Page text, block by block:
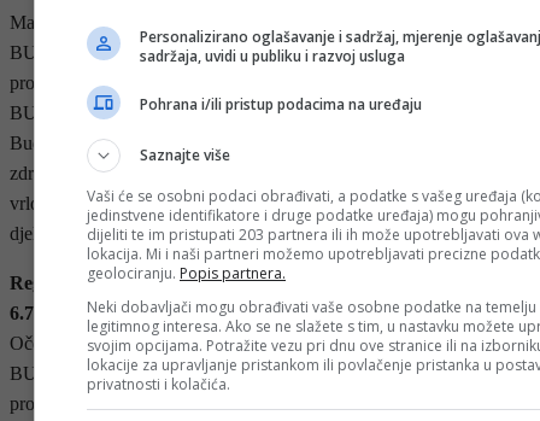
Maksimalna temperatura vazduha između 33°С i 37°С.
BUDITE SPREMNI. Poduzmite mjere opreza i pratite aktuelnu
prognozu vremena. Očekujte ometanja u dnevnim rutinama i
BUDITE SPREMNI obustaviti aktivnosti na otvorenom.
Budite spremni na visoke temperature koje će dovesti do
zdravstvenih rizika među ugroženim osobama, na primjer starije i
vrlo mlade osobe. Slušajte i djelovati na savjet iz vlasti. Poslušajte i
djelujte u skladu sa savjetima ovlaštenih organa.
Regija Prijedor
6.7.2025.
od: 12:00do: 18:00
Očekuju se lokalni pljuskovi sa grmjavinom
BUDITE SVJESNI. Budite u toku sa aktuelnom vremenskom
prognozom. Očekujte manje smetnje u aktivnostima na otvorenom.
Personalizirano oglašavanje i sadržaj, mjerenje
sadržaja, uvidi u publiku i razvoj usluga
Pohrana i/ili pristup podacima na uređaju
Saznajte više
Vaši će se osobni podaci obrađivati, a podatke s vašeg uređaja
jedinstvene identifikatore i druge podatke uređaja) mogu
dijeliti te im pristupati 203 partnera ili ih može upotrebljavati ova
lokacija. Mi i naši partneri možemo upotrebljavati precizne
geolociranju. Popis partnera.
Neki dobavljači mogu obrađivati vaše osobne podatke na temelju
legitimnog interesa. Ako se ne slažete s tim, u nastavku možete
svojim opcijama. Potražite vezu pri dnu ove stranice ili na
lokacije za upravljanje pristankom ili povlačenje pristanka u
privatnosti i kolačića.